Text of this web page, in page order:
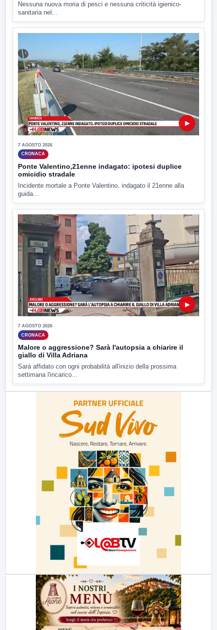
Nessuna nuova moria di pesci e nessuna criticità igienico-
sanitaria nel...
▶
7 AGOSTO 2026
CRONACA
Ponte Valentino,21enne indagato: ipotesi duplice
omicidio stradale
Incidente mortale a Ponte Valentino, indagato il 21enne alla
guida...
▶
7 AGOSTO 2026
CRONACA
Malore o aggressione? Sarà l'autopsia a chiarire il
giallo di Villa Adriana
Sarà affidato con ogni probabilità all'inizio della prossima
settimana l'incarico...